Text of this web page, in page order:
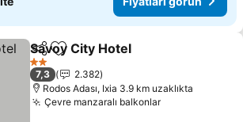
PaylaşFavorilerime ekle
Savoy City Hotel
2 Yıldız
7,3
2.382
Rodos Adası, Ixia 3.9 km uzaklıkta
Çevre manzaralı balkonlarFiyatları